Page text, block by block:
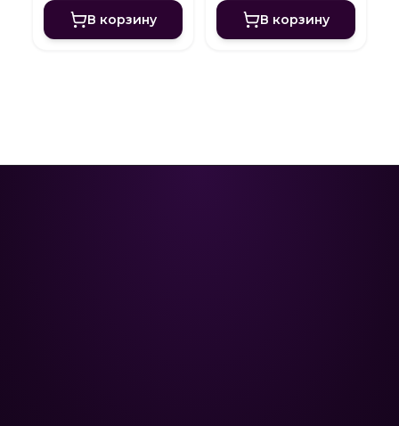
В корзину В корзину